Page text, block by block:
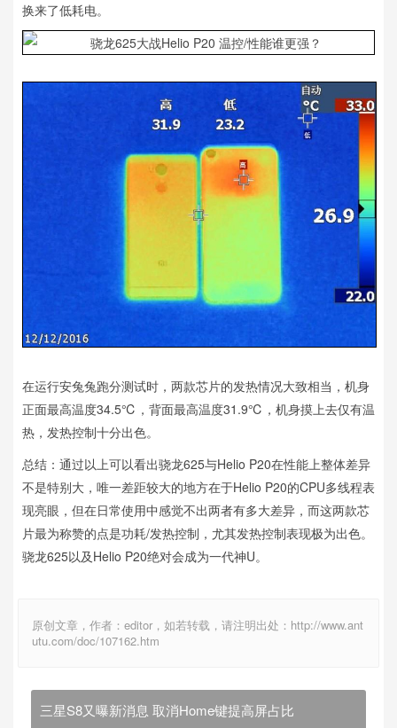
换来了低耗电。
在运行安兔兔跑分测试时，两款芯片的发热情况大致相当，机身
正面最高温度34.5℃，背面最高温度31.9℃，机身摸上去仅有温
热，发热控制十分出色。
总结：通过以上可以看出骁龙625与Helio P20在性能上整体差异
不是特别大，唯一差距较大的地方在于Helio P20的CPU多线程表
现亮眼，但在日常使用中感觉不出两者有多大差异，而这两款芯
片最为称赞的点是功耗/发热控制，尤其发热控制表现极为出色。
骁龙625以及Helio P20绝对会成为一代神U。
原创文章，作者：editor，如若转载，请注明出处：http://www.ant
utu.com/doc/107162.htm
三星S8又曝新消息 取消Home键提高屏占比